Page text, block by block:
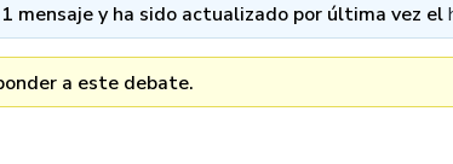
mensaje y ha sido actualizado por última vez el
a este debate.